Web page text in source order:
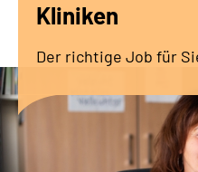
Sozialdienste & Zuweisende
Kliniken
Der richtige Job für